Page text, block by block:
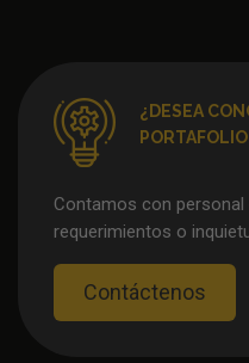
¿DESEA
Contamos con
requerimientos o
Contáctenos